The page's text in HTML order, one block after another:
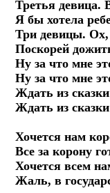
Третья девица.
Я бы хотела
Три девицы. Ох,
Поскорей
Ну за что мне
Ну за что мне
Ждать из
Ждать из
Хочется нам
Все за корону
Хочется всем
Жаль, в